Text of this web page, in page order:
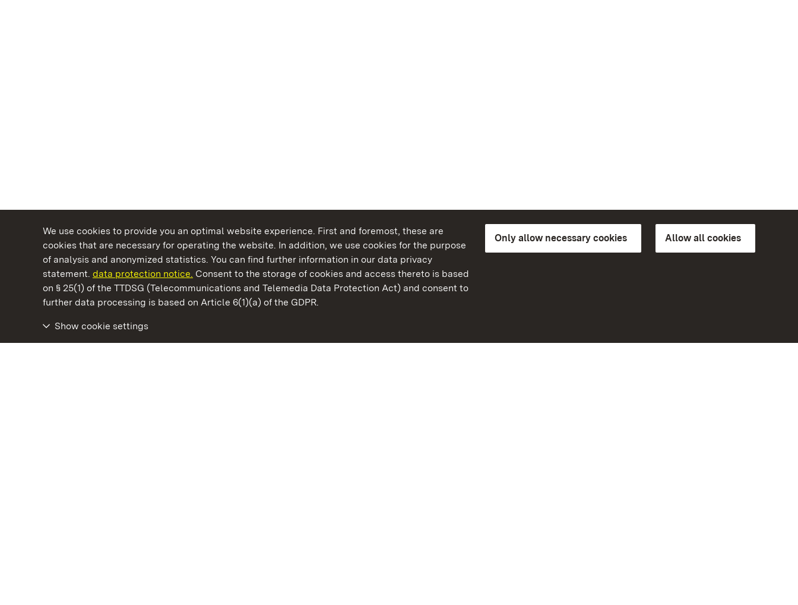
We use cookies to provide you an optimal website experience. First and foremost, these are
cookies that are necessary for operating the website. In addition, we use cookies for the purpose
of analysis and anonymized statistics. You can find further information in our data privacy
statement. data protection notice. Consent to the storage of cookies and access thereto is based
on § 25(1) of the TTDSG (Telecommunications and Telemedia Data Protection Act) and consent to
further data processing is based on Article 6(1)(a) of the GDPR.
Only allow necessary cookies Allow all cookies
Show cookie settings
State Palaces and Gardens of Baden-Wuerttemberg
Baden-Wuerttemberg